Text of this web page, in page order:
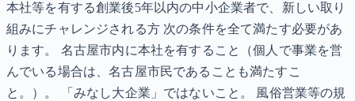
本社等を有する創業後5年以内の中小企業者で、新しい取り
組みにチャレンジされる方 次の条件を全て満たす必要があ
ります。 名古屋市内に本社を有すること（個人で事業を営
んでいる場合は、名古屋市民であることも満たすこ
と。）。 「みなし大企業」ではないこと。 風俗営業等の規